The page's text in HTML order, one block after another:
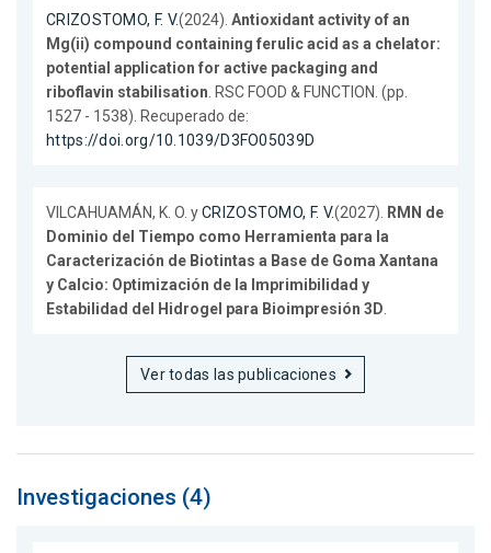
CRIZOSTOMO, F. V.(2024).Antioxidant activity of an
Mg(ii) compound containing ferulic acid as a chelator:
potential application for active packaging and
riboflavin stabilisation . RSC FOOD & FUNCTION. (pp.
1527 - 1538). Recuperado de:
https://doi.org/10.1039/D3FO05039D
VILCAHUAMÁN, K. O. yCRIZOSTOMO, F. V.(2027).
RMN de
Dominio del Tiempo como Herramienta para la
Caracterización de Biotintas a Base de Goma Xantana
y Calcio: Optimización de la Imprimibilidad y
Estabilidad del Hidrogel para Bioimpresión 3D
Ver todas las publicaciones
Investigaciones (4)